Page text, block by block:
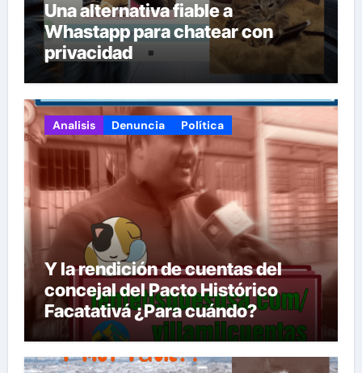
Una alternativa fiable a
Whastapp para chatear con
privacidad
Analisis Denuncia Política
Y la rendición de cuentas del
concejal del Pacto Histórico
Facatativá ¿Para cuándo?